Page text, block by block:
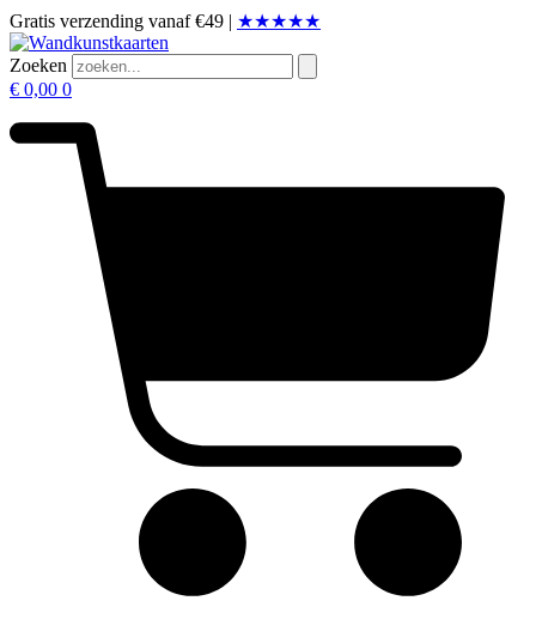
Ga
naar
de
inhoud
Gratis verzending vanaf €49 | ★★★★★
Zoeken
€ 0,00 0